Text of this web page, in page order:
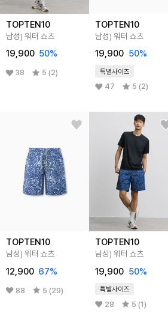
TOPTEN10
남성) 워터 쇼츠
19,900 50%
38 5 (2)
TOPTEN10
남성) 워터 쇼츠
19,900 50%
특별사이즈
47 5 (2)
TOPTEN10
남성) 워터 쇼츠
12,900 67%
88 5 (29)
TOPTEN10
남성) 워터 쇼츠
19,900 50%
특별사이즈
28 5 (1)